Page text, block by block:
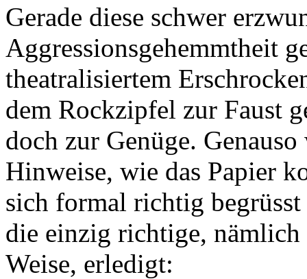
Gerade diese schwer
Aggressionsgehemmtheit
theatralisiertem
dem Rockzipfel zur Faust
doch zur Genüge.
Hinweise, wie das Papier
sich formal richtig
die einzig richtige,
Weise, erledigt: